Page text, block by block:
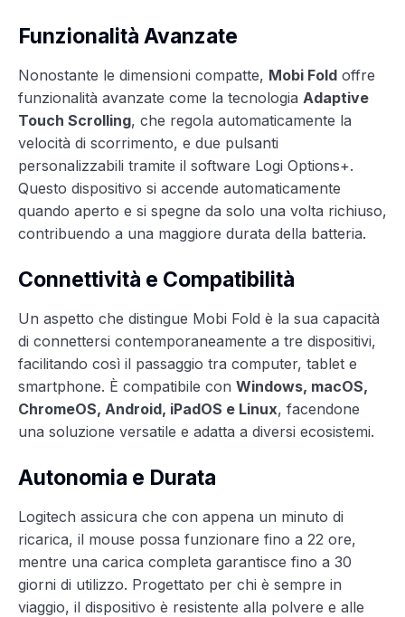
Funzionalità Avanzate
Nonostante le dimensioni compatte, Mobi Fold offre
funzionalità avanzate come la tecnologia Adaptive
Touch Scrolling, che regola automaticamente la
velocità di scorrimento, e due pulsanti
personalizzabili tramite il software Logi Options+.
Questo dispositivo si accende automaticamente
quando aperto e si spegne da solo una volta richiuso,
contribuendo a una maggiore durata della batteria.
Connettività e Compatibilità
Un aspetto che distingue Mobi Fold è la sua capacità
di connettersi contemporaneamente a tre dispositivi,
facilitando così il passaggio tra computer, tablet e
smartphone. È compatibile con Windows, macOS,
ChromeOS, Android, iPadOS e Linux, facendone
una soluzione versatile e adatta a diversi ecosistemi.
Autonomia e Durata
Logitech assicura che con appena un minuto di
ricarica, il mouse possa funzionare fino a 22 ore,
mentre una carica completa garantisce fino a 30
giorni di utilizzo. Progettato per chi è sempre in
viaggio, il dispositivo è resistente alla polvere e alle